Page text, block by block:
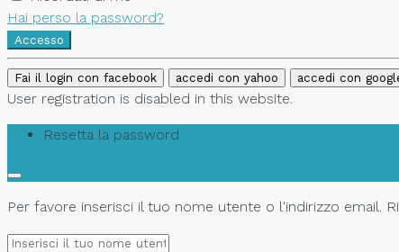
Hai perso la password?
Accesso
Fai il login con facebook accedi con yahoo accedi con
User registration is disabled in this website.
Resetta la password
Per favore inserisci il tuo nome utente o l'indirizzo email.